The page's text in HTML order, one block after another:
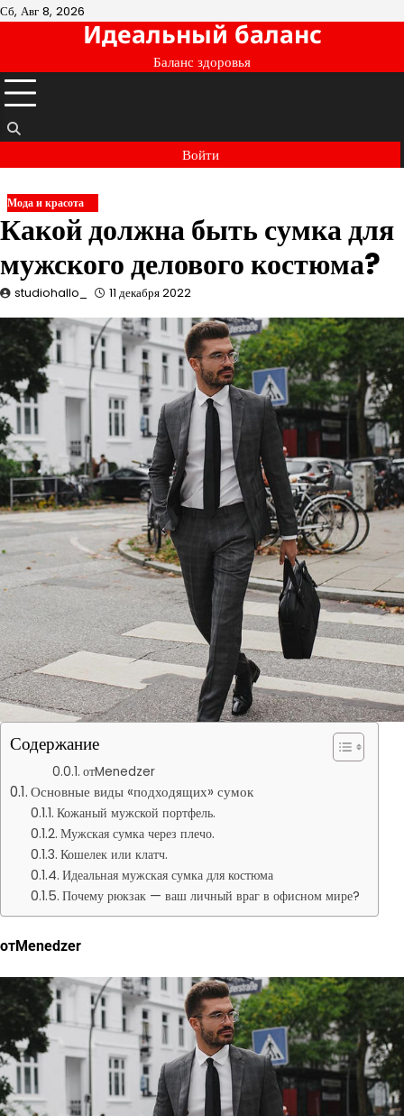
Перейти
Сб, Авг 8, 2026
Идеальный баланс
Баланс здоровья
Войти
Мода и красота
Какой должна быть сумка для
мужского делового костюма?
studiohallo_ 11 декабря 2022
Содержание
отMenedzer
Основные виды «подходящих» сумок
Кожаный мужской портфель.
Мужская сумка через плечо.
Кошелек или клатч.
Идеальная мужская сумка для костюма
Почему рюкзак — ваш личный враг в офисном мире?
отMenedzer